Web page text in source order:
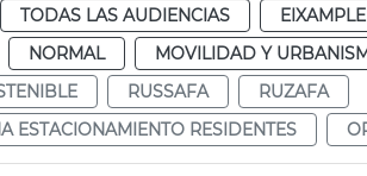
TODAS LAS AUDIENCIAS EIXAMPLE
NORMAL
MOVILIDAD Y
RUSSAFA
RUZAFA
ESTACIONAMIENTO RESIDENTES